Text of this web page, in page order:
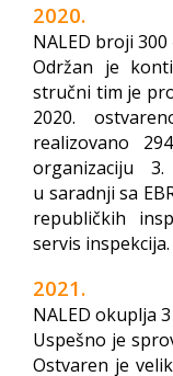
2020.
NALED broji 300
Održan je
stručni tim je
2020.
realizovano
organizaciju
u saradnji sa
republičkih
servis inspekcija.
2021.
NALED okuplja
Uspešno je
Ostvaren je